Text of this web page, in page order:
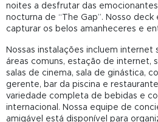
noites a desfrutar das
nocturna de “The Gap”. Nosso
capturar os belos amanheceres e
Nossas instalações incluem internet
áreas comuns, estação de internet,
salas de cinema, sala de ginástica,
gerente, bar da piscina e
variedade completa de bebidas e
internacional. Nossa equipe de
amigável está disponível para